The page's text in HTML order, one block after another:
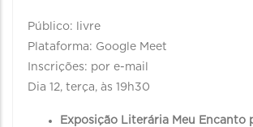
Público: livre
Plataforma: Google Meet
Inscrições: por e-mail
Dia 12, terça, às 19h30
Exposição Literária Meu Encanto